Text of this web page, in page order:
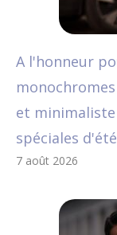
A l'honneur
et
spéciales d'été
7 août 2026